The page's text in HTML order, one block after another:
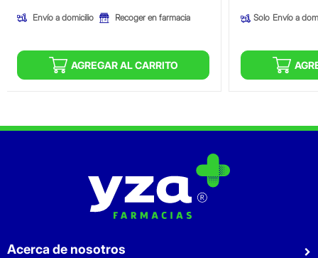
Envío a domicilio Recoger en farmacia
AGREGAR AL CARRITO
Solo Envío a
Acerca de nosotros